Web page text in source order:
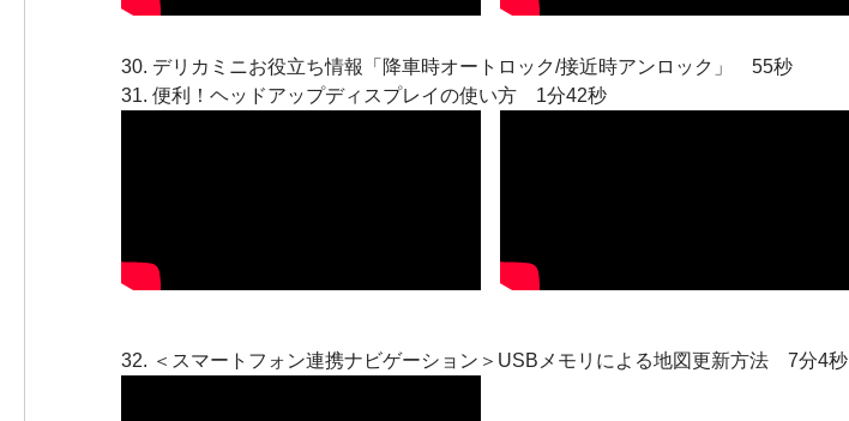
30. デリカミニお役立ち情報「降車時オートロック/接近時アンロック」
55秒
31. 便利！ヘッドアップディスプレイの使い方 1分42秒
32. ＜スマートフォン連携ナビゲーション＞USBメモリによる地図更新方法 7分4秒